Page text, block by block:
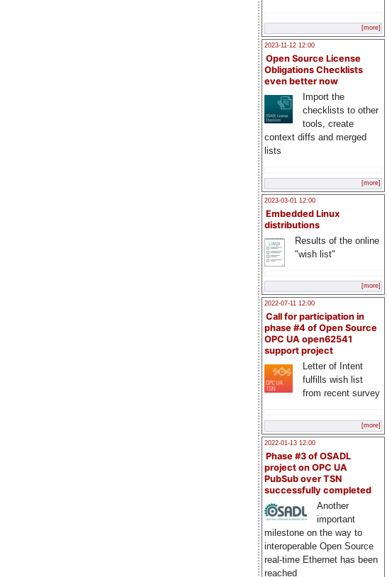
[more]
2023-11-12 12:00
Open Source License
Obligations Checklists
even better now
Import the
checklists to other
tools, create
context diffs and merged
lists
[more]
2023-03-01 12:00
Embedded Linux
distributions
Results of the online
"wish list"
[more]
2022-07-11 12:00
Call for participation in
phase #4 of Open Source
OPC UA open62541
support project
Letter of Intent
fulfills wish list
from recent survey
[more]
2022-01-13 12:00
Phase #3 of OSADL
project on OPC UA
PubSub over TSN
successfully completed
Another
important
milestone on the way to
interoperable Open Source
real-time Ethernet has been
reached